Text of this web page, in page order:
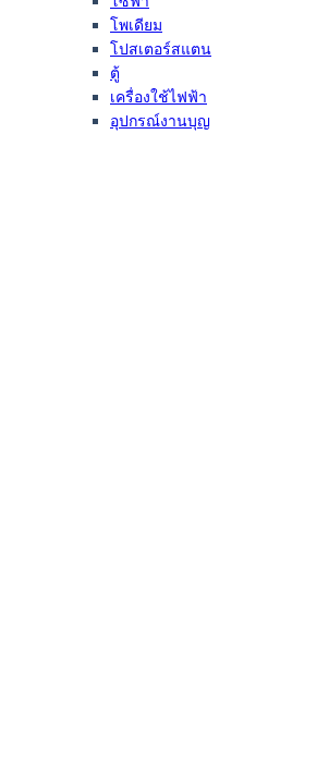
โพเดียม
โปสเตอร์สแตน
ตู้
เครื่องใช้ไฟฟ้า
อุปกรณ์งานบุญ